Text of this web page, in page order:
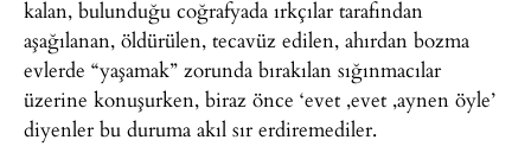
kalan, bulunduğu coğrafyada ırkçılar tarafından
aşağılanan, öldürülen, tecavüz edilen, ahırdan bozma
evlerde “yaşamak” zorunda bırakılan sığınmacılar
üzerine konuşurken, biraz önce ‘evet ,evet ,aynen öyle’
diyenler bu duruma akıl sır erdiremediler.